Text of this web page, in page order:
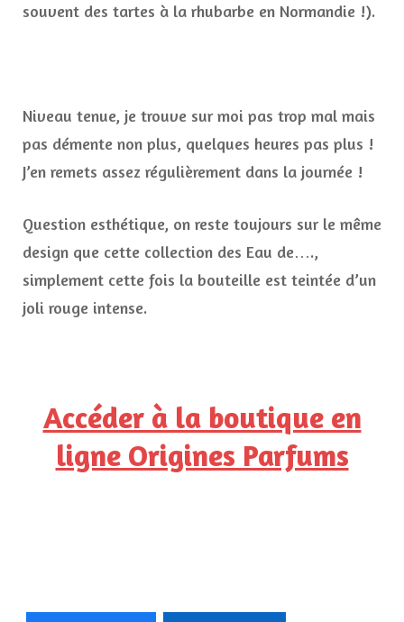
souvent des tartes à la rhubarbe en Normandie !).
Niveau tenue, je trouve sur moi pas trop mal mais
pas démente non plus, quelques heures pas plus !
J’en remets assez régulièrement dans la journée !
Question esthétique, on reste toujours sur le même
design que cette collection des Eau de….,
simplement cette fois la bouteille est teintée d’un
joli rouge intense.
Accéder à la boutique en
ligne Origines Parfums